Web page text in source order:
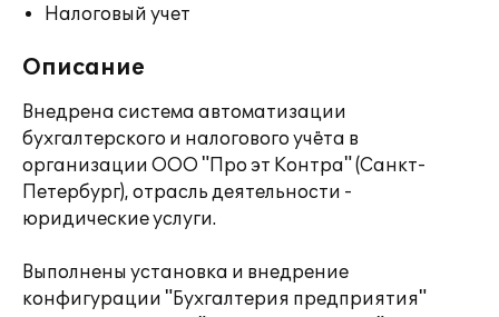
Налоговый учет
Описание
Внедрена система автоматизации
бухгалтерского и налогового учёта в
организации ООО "Про эт Контра" (Санкт-
Петербург), отрасль деятельности -
юридические услуги.
Выполнены установка и внедрение
конфигурации "Бухгалтерия предприятия"